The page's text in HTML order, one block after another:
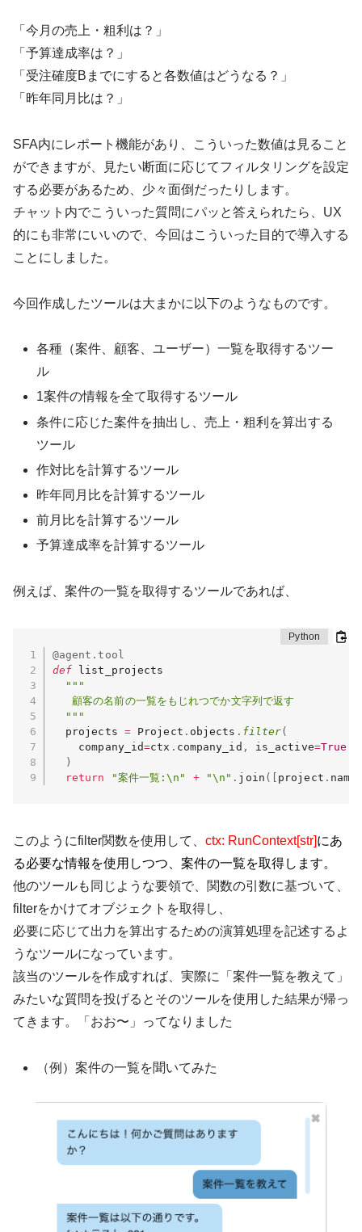
「今月の売上・粗利は？」
「予算達成率は？」
「受注確度Bまでにすると各数値はどうなる？」
「昨年同月比は？」
SFA内にレポート機能があり、こういった数値は見ること
ができますが、見たい断面に応じてフィルタリングを設定
する必要があるため、少々面倒だったりします。
チャット内でこういった質問にパッと答えられたら、UX
的にも非常にいいので、今回はこういった目的で導入する
ことにしました。
今回作成したツールは大まかに以下のようなものです。
各種（案件、顧客、ユーザー）一覧を取得するツー
ル
1案件の情報を全て取得するツール
条件に応じた案件を抽出し、売上・粗利を算出する
ツール
作対比を計算するツール
昨年同月比を計算するツール
前月比を計算するツール
予算達成率を計算するツール
例えば、案件の一覧を取得するツールであれば、
@agent .tool
def list_projects
"""
   顧客の名前の一覧をもじれつでか文字列で返す
  """
  projects
= Project . objects . filter(
    company_id
=ctx . company_id , is_active=True
)
return
"案件一覧:\n" + "\n" . join ( project .
このようにfilter関数を使用して、 ctx: RunContext[str]にあ
る必要な情報を使用しつつ、案件の一覧を取得します。
他のツールも同じような要領で、関数の引数に基づいて、
filterをかけてオブジェクトを取得し、
必要に応じて出力を算出するための演算処理を記述するよ
うなツールになっています。
該当のツールを作成すれば、実際に「案件一覧を教えて」
みたいな質問を投げるとそのツールを使用した結果が帰っ
てきます。「おお〜」ってなりました
（例）案件の一覧を聞いてみた